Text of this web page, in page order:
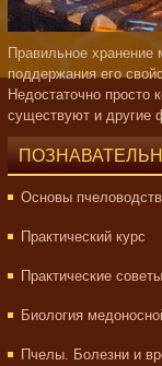
Правильное хранение
поддержания его
Недостаточно просто
существуют и другие
Основы
Практический курс
Практические
Биология
Пчелы. Болезни и